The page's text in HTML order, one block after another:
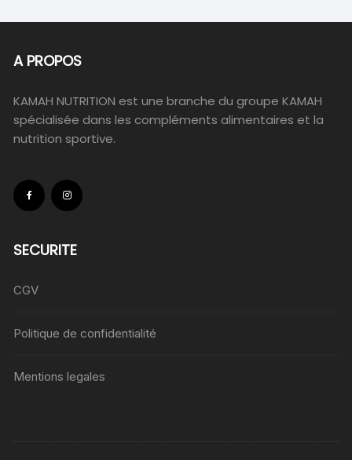
A PROPOS
KAMAH NUTRITION est une branche du groupe KAMAH
spécialisée dans les compléments alimentaires et la
nutrition sportive.
SECURITE
CGV
Politique de confidentialité
Mentions legales